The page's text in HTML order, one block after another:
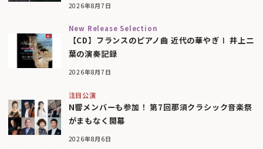
2026年8月7日
New Release Selection
【CD】フランスのピアノ曲 近代の華やぎⅠ 井上二
葉の演奏記録
2026年8月7日
注目公演
N響メンバーも参加！ 第7回那須クラシック音楽祭
がまもなく開幕
2026年8月6日